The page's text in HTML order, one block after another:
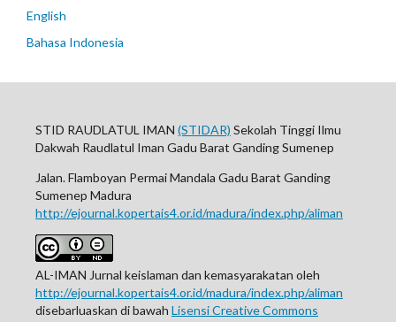
English
Bahasa Indonesia
STID RAUDLATUL IMAN (STIDAR) Sekolah Tinggi Ilmu
Dakwah Raudlatul Iman Gadu Barat Ganding Sumenep
Jalan. Flamboyan Permai Mandala Gadu Barat Ganding
Sumenep Madura
http://ejournal.kopertais4.or.id/madura/index.php/aliman
AL-IMAN Jurnal keislaman dan kemasyarakatan oleh
http://ejournal.kopertais4.or.id/madura/index.php/aliman
disebarluaskan di bawah Lisensi Creative Commons